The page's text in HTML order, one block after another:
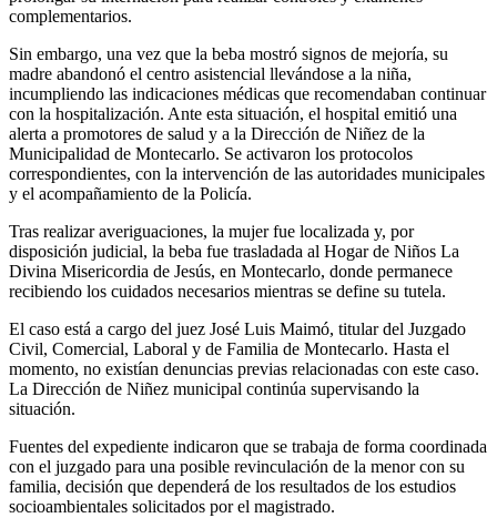
complementarios.
Sin embargo, una vez que la beba mostró signos de mejoría, su
madre abandonó el centro asistencial llevándose a la niña,
incumpliendo las indicaciones médicas que recomendaban continuar
con la hospitalización. Ante esta situación, el hospital emitió una
alerta a promotores de salud y a la Dirección de Niñez de la
Municipalidad de Montecarlo. Se activaron los protocolos
correspondientes, con la intervención de las autoridades municipales
y el acompañamiento de la Policía.
Tras realizar averiguaciones, la mujer fue localizada y, por
disposición judicial, la beba fue trasladada al Hogar de Niños La
Divina Misericordia de Jesús, en Montecarlo, donde permanece
recibiendo los cuidados necesarios mientras se define su tutela.
El caso está a cargo del juez José Luis Maimó, titular del Juzgado
Civil, Comercial, Laboral y de Familia de Montecarlo. Hasta el
momento, no existían denuncias previas relacionadas con este caso.
La Dirección de Niñez municipal continúa supervisando la
situación.
Fuentes del expediente indicaron que se trabaja de forma coordinada
con el juzgado para una posible revinculación de la menor con su
familia, decisión que dependerá de los resultados de los estudios
socioambientales solicitados por el magistrado.